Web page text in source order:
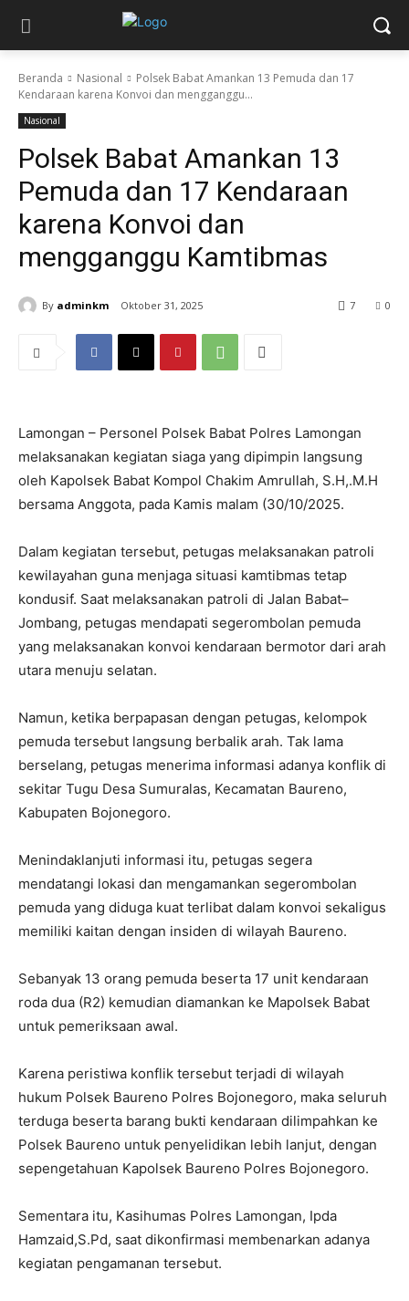
Beranda Nasional
Polsek Babat Amankan 13 Pemuda dan 17
Kendaraan karena Konvoi dan mengganggu...
Nasional
Polsek Babat Amankan 13
Pemuda dan 17 Kendaraan
karena Konvoi dan
mengganggu Kamtibmas
By adminkm Oktober 31, 2025 0
7
Lamongan – Personel Polsek Babat Polres Lamongan
melaksanakan kegiatan siaga yang dipimpin langsung
oleh Kapolsek Babat Kompol Chakim Amrullah, S.H,.M.H
bersama Anggota, pada Kamis malam (30/10/2025.
Dalam kegiatan tersebut, petugas melaksanakan patroli
kewilayahan guna menjaga situasi kamtibmas tetap
kondusif. Saat melaksanakan patroli di Jalan Babat–
Jombang, petugas mendapati segerombolan pemuda
yang melaksanakan konvoi kendaraan bermotor dari arah
utara menuju selatan.
Namun, ketika berpapasan dengan petugas, kelompok
pemuda tersebut langsung berbalik arah. Tak lama
berselang, petugas menerima informasi adanya konflik di
sekitar Tugu Desa Sumuralas, Kecamatan Baureno,
Kabupaten Bojonegoro.
Menindaklanjuti informasi itu, petugas segera
mendatangi lokasi dan mengamankan segerombolan
pemuda yang diduga kuat terlibat dalam konvoi sekaligus
memiliki kaitan dengan insiden di wilayah Baureno.
Sebanyak 13 orang pemuda beserta 17 unit kendaraan
roda dua (R2) kemudian diamankan ke Mapolsek Babat
untuk pemeriksaan awal.
Karena peristiwa konflik tersebut terjadi di wilayah
hukum Polsek Baureno Polres Bojonegoro, maka seluruh
terduga beserta barang bukti kendaraan dilimpahkan ke
Polsek Baureno untuk penyelidikan lebih lanjut, dengan
sepengetahuan Kapolsek Baureno Polres Bojonegoro.
Sementara itu, Kasihumas Polres Lamongan, Ipda
Hamzaid,S.Pd, saat dikonfirmasi membenarkan adanya
kegiatan pengamanan tersebut.